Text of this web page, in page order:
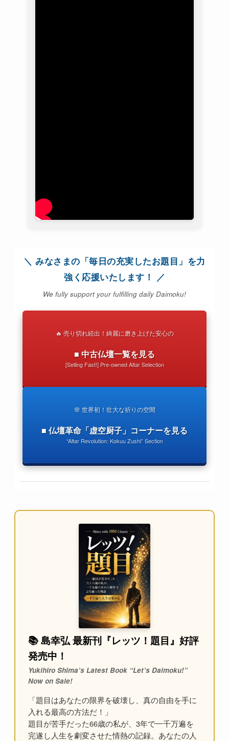
＼ みなさまの「毎日の充実したお題目」を力
強く応援いたします！ ／
We fully support your fulfilling daily Daimoku!
🔥 売り切れ続出！綺麗に磨き上げた安心の
■ 中古仏壇一覧を見る
[Selling Fast!] Pre-owned Altar Selection
🌸 世界初！壮大な祈りの空間
■ 仏壇革命「虚空厨子」コーナーを見る
“Altar Revolution: Kokuu Zushi” Section
📚 島幸弘 最新刊『レッツ！題目』好評
発売中！
Yukihiro Shima’s Latest Book “Let’s Daimoku!”
Now on Sale!
「題目はあなたの限界を破壊し、真の自由を手に
入れる最高の方法だ！」
題目が苦手だった66歳の私が、3年で一千万遍を
完遂し人生を劇変させた情熱の記録。あなたの人